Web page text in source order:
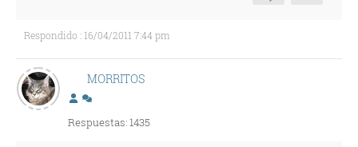
Respondido : 16/04/2011 7:44 pm
MORRITOS
Respuestas: 1435